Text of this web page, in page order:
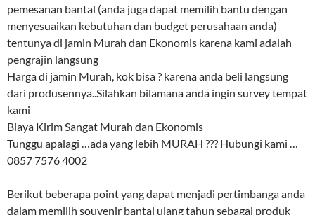
pemesanan bantal (anda juga dapat memilih bantu dengan
menyesuaikan kebutuhan dan budget perusahaan anda)
tentunya di jamin Murah dan Ekonomis karena kami adalah
pengrajin langsung
Harga di jamin Murah, kok bisa ? karena anda beli langsung
dari produsennya..Silahkan bilamana anda ingin survey tempat
kami
Biaya Kirim Sangat Murah dan Ekonomis
Tunggu apalagi …ada yang lebih MURAH ??? Hubungi kami …
0857 7576 4002
Berikut beberapa point yang dapat menjadi pertimbanga anda
dalam memilih souvenir bantal ulang tahun sebagai produk